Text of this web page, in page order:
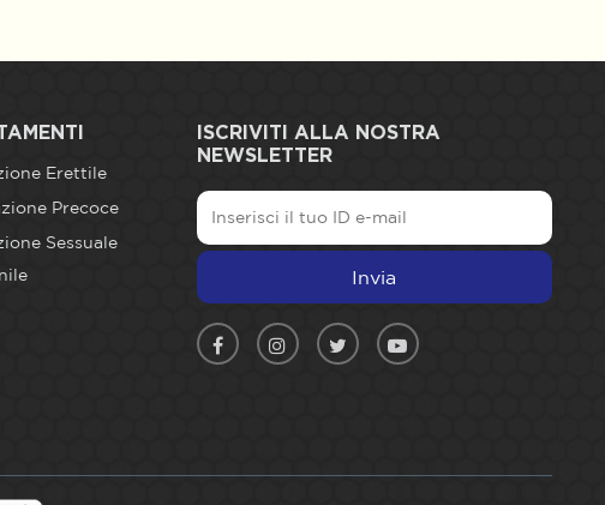
Erettile
Precoce
Sessuale
ISCRIVITI ALLA NOSTRA
NEWSLETTER
Invia